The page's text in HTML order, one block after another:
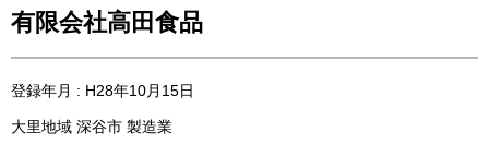
有限会社高田食品
登録年月 : H28年10月15日
大里地域 深谷市 製造業